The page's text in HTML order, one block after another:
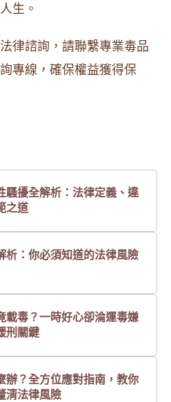
生。
律諮詢，請聯繫專業毒品
專線，確保權益獲得保
騷擾全解析：法律定義、違
之道
析：你必須知道的法律風險
載毒？一時好心卻淪運毒嫌
刑關鍵
辦？全方位應對指南，教你
清法律風險